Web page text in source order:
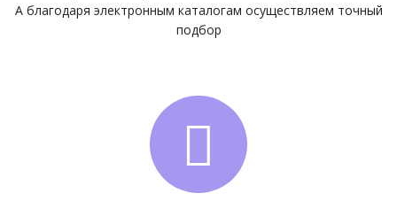
А благодаря электронным каталогам осуществляем точный
подбор